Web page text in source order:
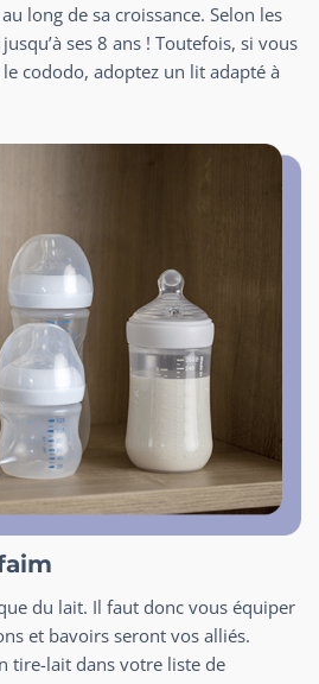
long de sa croissance. Selon les
ses 8 ans ! Toutefois, si vous
cododo, adoptez un lit adapté à
du lait. Il faut donc vous équiper
et bavoirs seront vos alliés.
tire-lait dans votre liste de